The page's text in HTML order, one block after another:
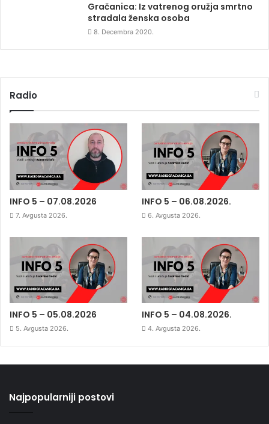
Gračanica: Iz vatrenog oružja smrtno
stradala ženska osoba
8. Decembra 2020.
Radio
INFO 5 – 07.08.2026
7. Avgusta 2026.
INFO 5 – 06.08.2026.
6. Avgusta 2026.
INFO 5 – 05.08.2026
5. Avgusta 2026.
INFO 5 – 04.08.2026.
4. Avgusta 2026.
Najpopularniji postovi